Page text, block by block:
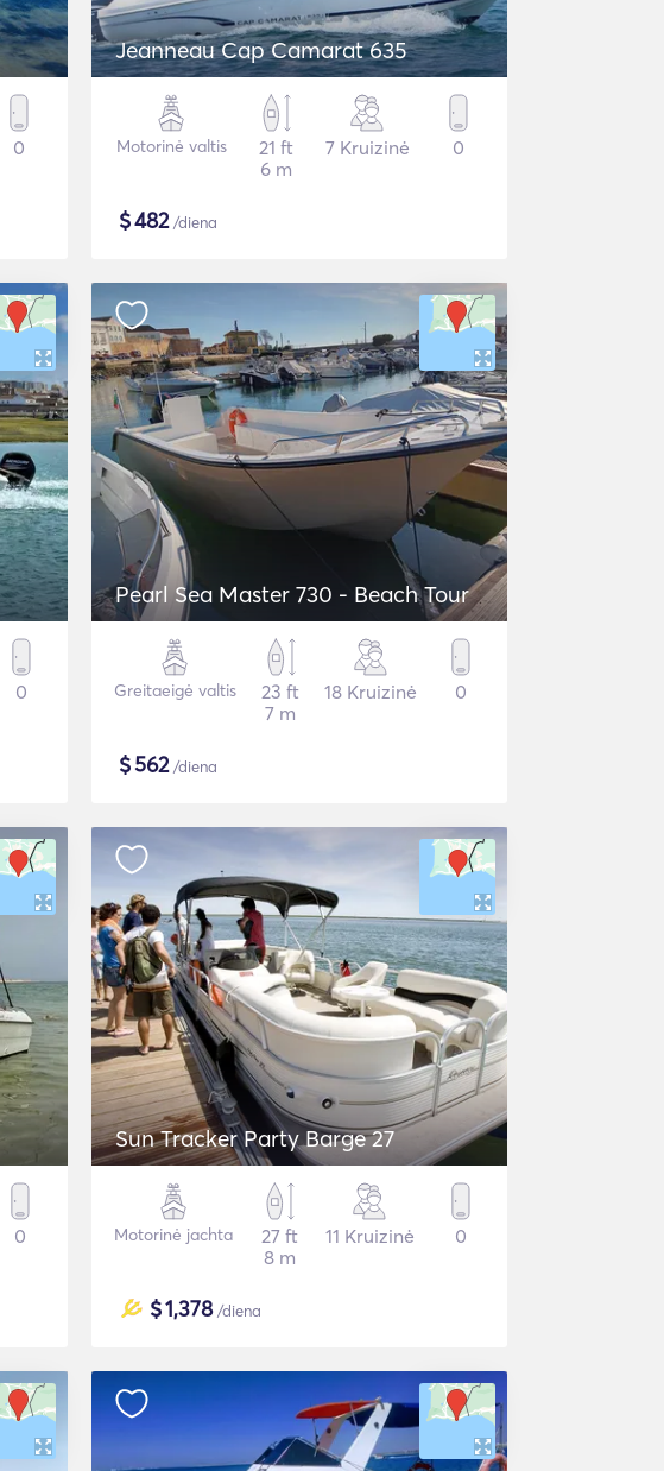
0
Jeanneau Cap Camarat 635
Motorinė valtis
21 ft
6 m
7 Kruizinė 0
$482/diena
0
Pearl Sea Master 730 - Beach Tour
Greitaeigė valtis
23 ft
7 m
18 Kruizinė 0
$562/diena
0
Sun Tracker Party Barge 27
Motorinė jachta
27 ft
8 m
11 Kruizinė 0
$1,378/diena